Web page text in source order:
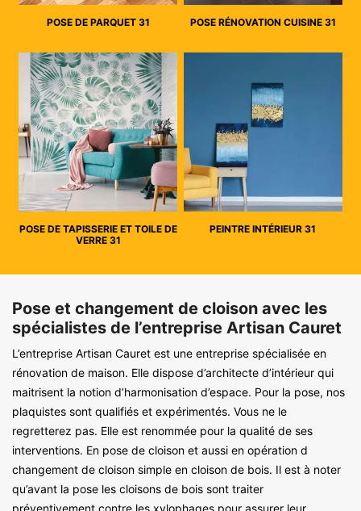
POSE DE PARQUET 31 POSE RÉNOVATION CUISINE 31
POSE DE TAPISSERIE ET TOILE DE
VERRE 31
PEINTRE INTÉRIEUR 31
Pose et changement de cloison avec les
spécialistes de l’entreprise Artisan Cauret
L’entreprise Artisan Cauret est une entreprise spécialisée en
rénovation de maison. Elle dispose d’architecte d’intérieur qui
maitrisent la notion d’harmonisation d’espace. Pour la pose, nos
plaquistes sont qualifiés et expérimentés. Vous ne le
regretterez pas. Elle est renommée pour la qualité de ses
interventions. En pose de cloison et aussi en opération d
changement de cloison simple en cloison de bois. Il est à noter
qu’avant la pose les cloisons de bois sont traiter
préventivement contre les xylophages pour assurer leur